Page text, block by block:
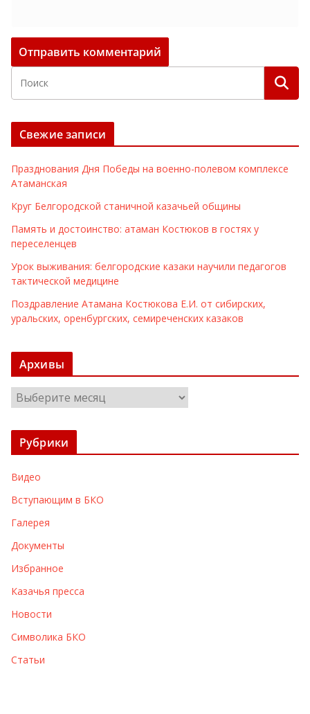
Свежие записи
Празднования Дня Победы на военно-полевом комплексе
Атаманская
Круг Белгородской станичной казачьей общины
Память и достоинство: атаман Костюков в гостях у
переселенцев
Урок выживания: белгородские казаки научили педагогов
тактической медицине
Поздравление Атамана Костюкова Е.И. от сибирских,
уральских, оренбургских, семиреченских казаков
Архивы
р
х
ы
Рубрики
Видео
Вступающим в БКО
Галерея
Документы
Избранное
Казачья пресса
Новости
Символика БКО
Статьи